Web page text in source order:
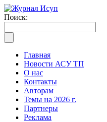
Поиск:
Главная
Новости АСУ ТП
О нас
Контакты
Авторам
Темы на 2026 г.
Партнеры
Реклама